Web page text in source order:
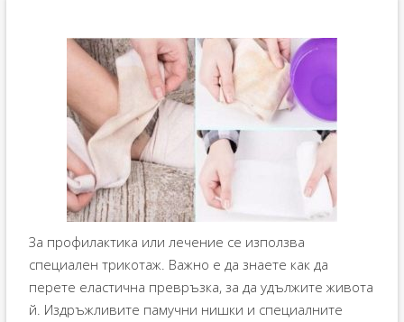
За профилактика или лечение се използва
специален трикотаж. Важно е да знаете как да
перете еластична превръзка, за да удължите живота
й. Издръжливите памучни нишки и специалните